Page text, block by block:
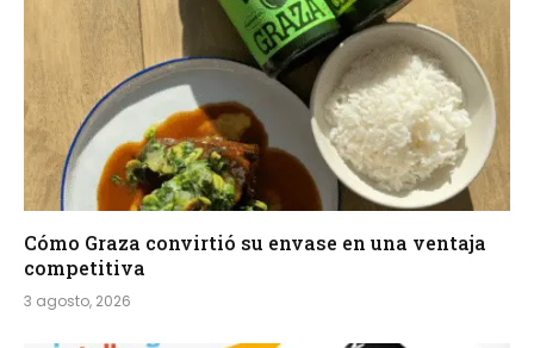
Cómo Graza convirtió su envase en una ventaja
competitiva
3 agosto, 2026